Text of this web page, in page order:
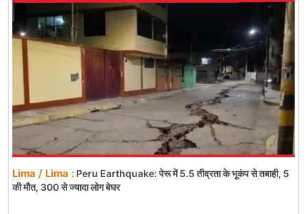
Lima / Lima : Peru Earthquake: पेरू में 5.5 तीव्रता के भूकंप से तबाही, 5
की मौत, 300 से ज्यादा लोग बेघर